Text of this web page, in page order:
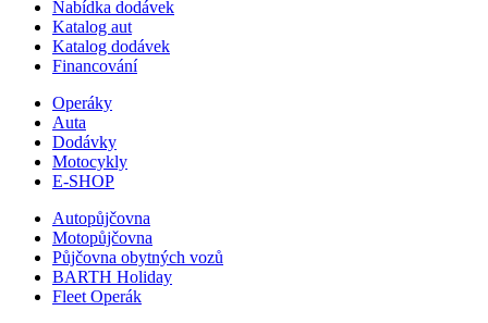
Nabídka dodávek
Katalog aut
Katalog dodávek
Financování
Operáky
Auta
Dodávky
Motocykly
E-SHOP
Autopůjčovna
Motopůjčovna
Půjčovna obytných vozů
BARTH Holiday
Fleet Operák